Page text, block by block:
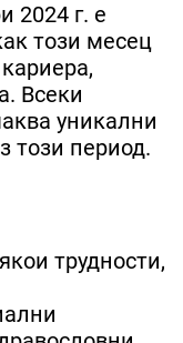
2024 г. е
този месец
Всеки
уникални
този период.
трудности,